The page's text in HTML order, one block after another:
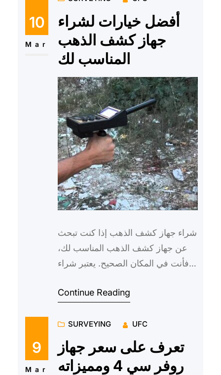
10
Mar
أفضل خيارات لشراء
جهاز كشف الذهب
المناسب لك
شراء جهاز كشف الذهب إذا كنت تبحث
عن جهاز كشف الذهب المناسب لك،
فأنت في المكان الصحيح. يعتبر شراء
Continue Reading
9
Mar
SURVEYING UFC
تعرف على سعر جهاز
روفر سي 4 ومميزاته